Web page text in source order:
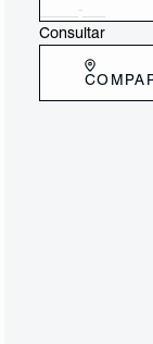
Consultar